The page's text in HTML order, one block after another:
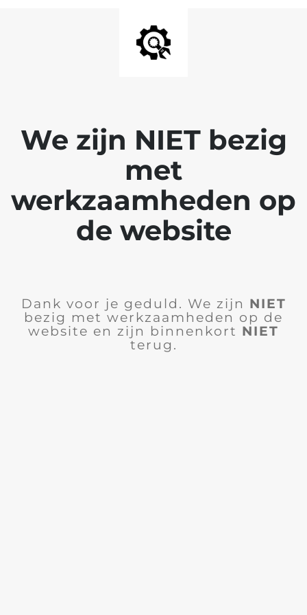
We zijn NIET bezig
met
werkzaamheden op
de website
Dank voor je geduld. We zijn NIET
bezig met werkzaamheden op de
website en zijn binnenkort NIET
terug.